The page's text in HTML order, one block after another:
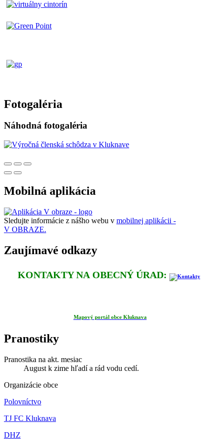
Fotogaléria
Náhodná fotogaléria
Mobilná aplikácia
Sledujte informácie z nášho webu v mobilnej aplikácii -
V OBRAZE.
Zaujímavé odkazy
KONTAKTY NA OBECNÝ ÚRAD:
Mapový portál obce Kluknava
Pranostiky
Pranostika na akt. mesiac
August k zime hľadí a rád vodu cedí.
Organizácie obce
Polovníctvo
TJ FC Kluknava
DHZ